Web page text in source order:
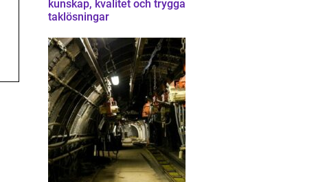
kunskap, kvalitet och trygga
taklösningar